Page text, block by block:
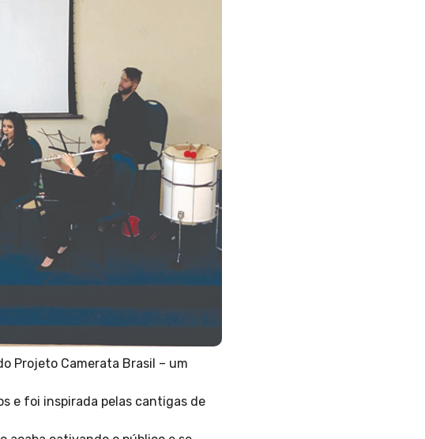
Projeto Camerata Brasil – um
e foi inspirada pelas cantigas de